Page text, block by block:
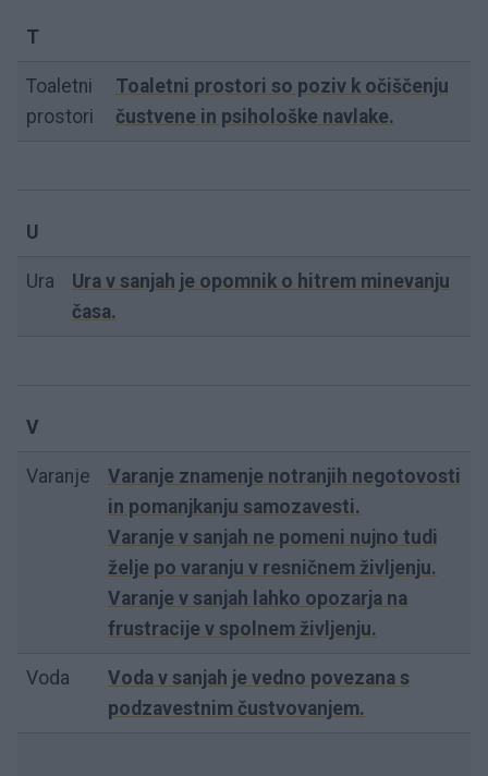
T
Toaletni
prostori
Toaletni prostori so poziv k očiščenju
čustvene in psihološke navlake.
U
Ura
Ura v sanjah je opomnik o hitrem minevanju
časa.
V
Varanje
Varanje znamenje notranjih negotovosti
in pomanjkanju samozavesti.
Varanje v sanjah ne pomeni nujno tudi
želje po varanju v resničnem življenju.
Varanje v sanjah lahko opozarja na
frustracije v spolnem življenju.
Voda
Voda v sanjah je vedno povezana s
podzavestnim čustvovanjem.